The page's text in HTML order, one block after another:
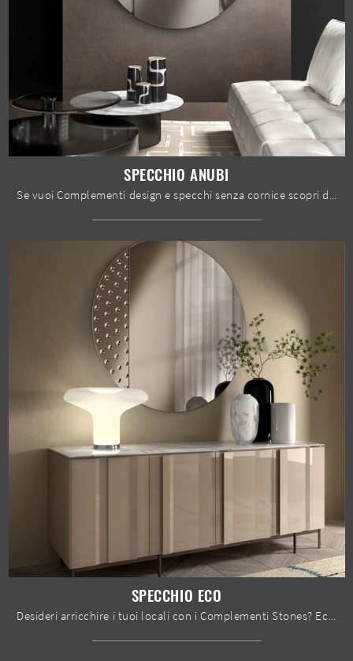
SPECCHIO ANUBI
Se vuoi Complementi design e specchi senza cornice scopri di più sul modello Specchio Anubi del marchio Stones.
SPECCHIO ECO
Desideri arricchire i tuoi locali con i Complementi Stones? Ecco qui molteplici modelli di specchi senza cornice come Specchio Eco.